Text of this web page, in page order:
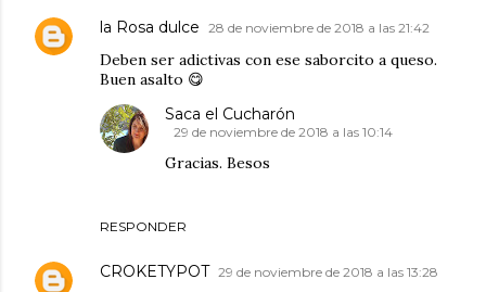
la Rosa dulce 28 de noviembre de 2018 a las 21:42
Deben ser adictivas con ese saborcito a queso.
Buen asalto 😋
RESPONDER
Saca el Cucharón
29 de noviembre de 2018 a las 10:14
Gracias. Besos
CROKETYPOT 29 de noviembre de 2018 a las 13:28